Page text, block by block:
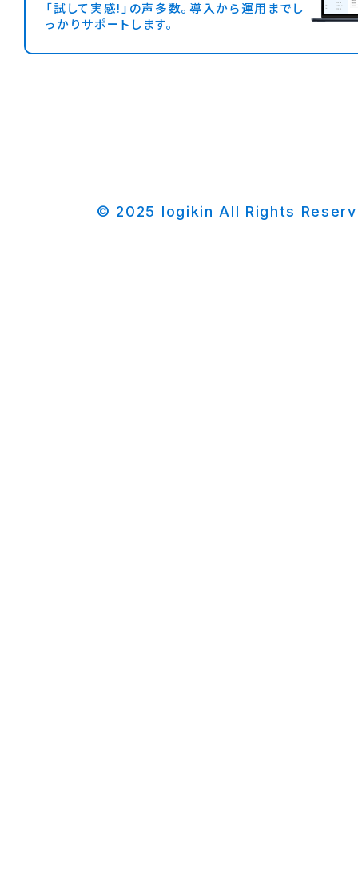
「試して実感!」の声多数。導入から運用までし
っかりサポートします。
© 2025 logikin All Rights